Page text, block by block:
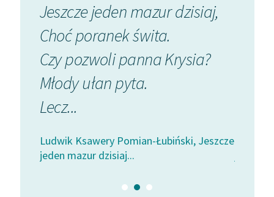
Zasady wykorzystania
Wolnych Lektur
Logotypy
Materiały promocyjne
Polityka prywatności
Regulamin biblioteki
Dane fundacji i
Jeszcze jeden mazur dzisiaj,
Choć poranek świta.
Czy pozwoli panna Krysia?
Młody ułan pyta.
Lecz...
Ludwik Ksawery Pomian-Łubiński, Jeszcze
jeden mazur dzisiaj...